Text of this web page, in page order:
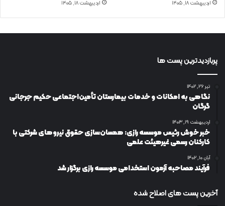
اردیبهشت ۱۸, ۱۴۰۵ اردیبهشت ۱۸, ۱۴۰۵
پربازدیدترین پست ها
تیر ۲۶, ۱۴۰۲
نگاهی به امکانات و خدمات بیمارستان تأمین‌اجتماعی حکیم جرجانی
گرگان
اردیبهشت ۱۹, ۱۴۰۳
خبر خوش رئیس موسسه رازی: همسان‌سازی حقوق نیروهای شرکتی با
کارکنان رسمی غیرهیئت علمی
آبان ۱۰, ۱۴۰۲
فرآیند مصاحبه آزمون استخدامی موسسه رازی برگزار شد
آخرین پست های اصلاح شده